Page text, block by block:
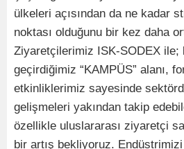
ülkeleri açısından da ne kadar
noktası olduğunu bir kez daha
Ziyaretçilerimiz ISK-SODEX ile;
geçirdiğimiz “KAMPÜS” alanı,
etkinliklerimiz sayesinde
gelişmeleri yakından takip
özellikle uluslararası ziyaretçi
bir artış bekliyoruz.